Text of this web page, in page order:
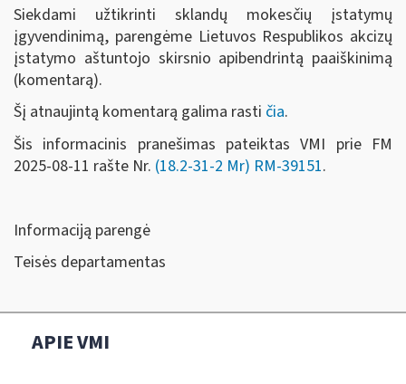
Siekdami užtikrinti sklandų mokesčių įstatymų
įgyvendinimą, parengėme Lietuvos Respublikos akcizų
įstatymo aštuntojo skirsnio apibendrintą paaiškinimą
(komentarą).
Šį atnaujintą komentarą galima rasti čia.
Šis informacinis pranešimas pateiktas VMI prie FM
2025-08-11 rašte Nr. (18.2-31-2 Mr) RM-39151.
Informaciją parengė
Teisės departamentas
APIE VMI